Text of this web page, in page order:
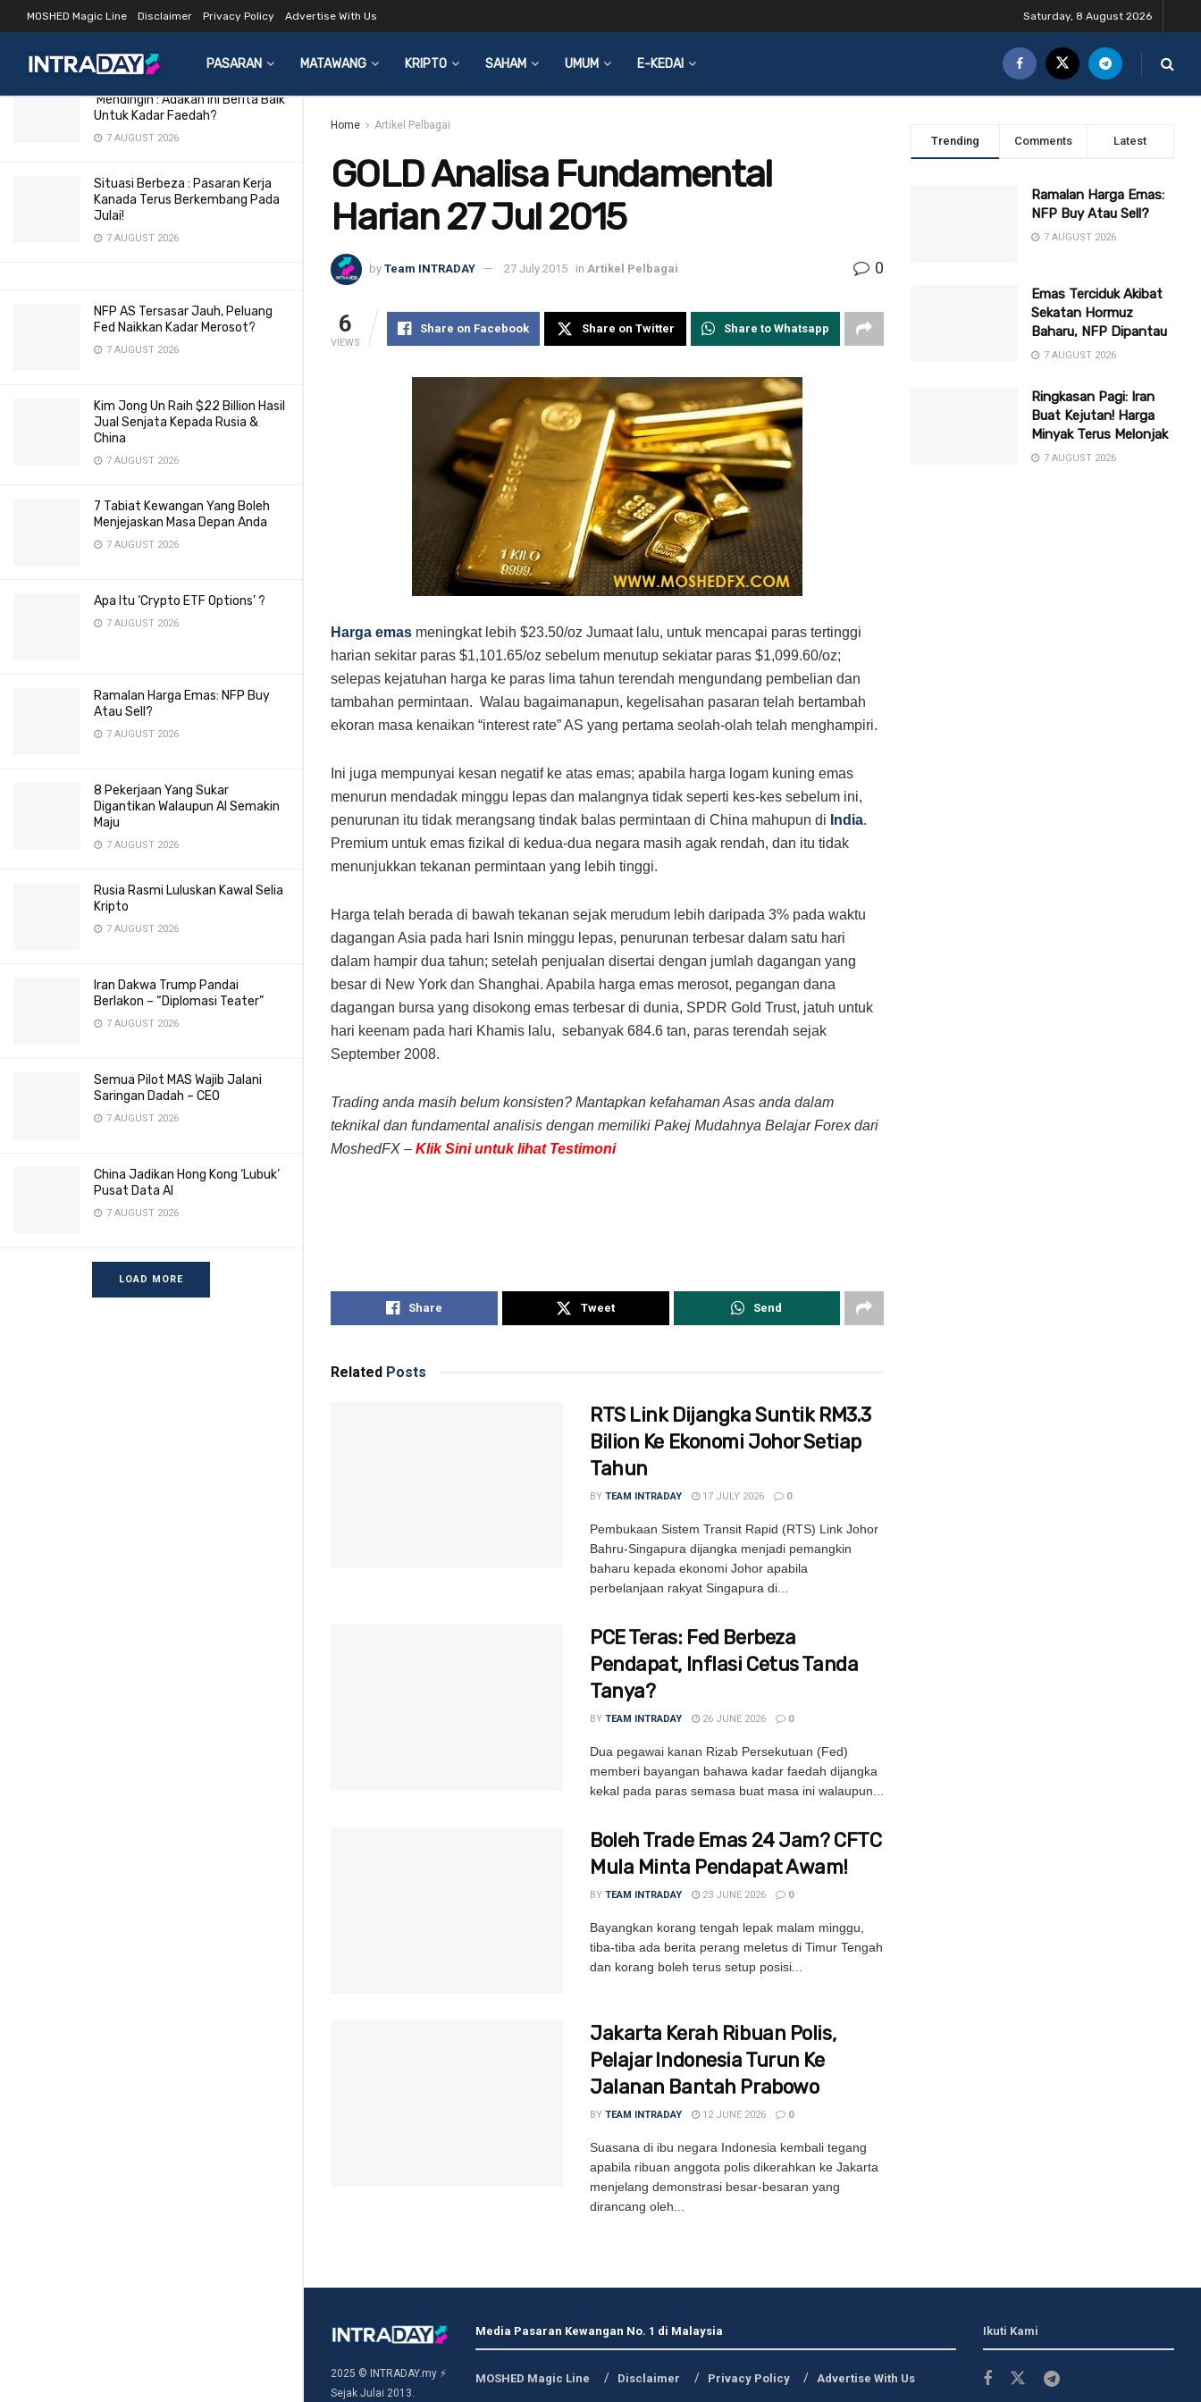
LATEST TRENDING Filter
‘Mendingin’: Adakah Ini Berita Baik
Untuk Kadar Faedah?
7 AUGUST 2026
Situasi Berbeza : Pasaran Kerja
Kanada Terus Berkembang Pada
Julai!
7 AUGUST 2026
NFP AS Tersasar Jauh, Peluang
Fed Naikkan Kadar Merosot?
7 AUGUST 2026
Kim Jong Un Raih $22 Billion Hasil
Jual Senjata Kepada Rusia &
China
7 AUGUST 2026
7 Tabiat Kewangan Yang Boleh
Menjejaskan Masa Depan Anda
7 AUGUST 2026
Apa Itu ‘Crypto ETF Options’ ?
7 AUGUST 2026
Ramalan Harga Emas: NFP Buy
Atau Sell?
7 AUGUST 2026
8 Pekerjaan Yang Sukar
Digantikan Walaupun AI Semakin
Maju
7 AUGUST 2026
Rusia Rasmi Luluskan Kawal Selia
Kripto
7 AUGUST 2026
Iran Dakwa Trump Pandai
Berlakon – “Diplomasi Teater”
7 AUGUST 2026
Semua Pilot MAS Wajib Jalani
Saringan Dadah – CEO
7 AUGUST 2026
China Jadikan Hong Kong ‘Lubuk’
Pusat Data AI
7 AUGUST 2026
LOAD MORE
MOSHED Magic Line Disclaimer Privacy Policy Advertise With Us Saturday, 8 August 2026
PASARAN MATAWANG KRIPTO SAHAM UMUM E-KEDAI
Home Artikel Pelbagai
GOLD Analisa Fundamental
Harian 27 Jul 2015
by Team INTRADAY 27 July 2015 in Artikel Pelbagai 0
6
VIEWS
Share on Facebook Share on Twitter Share to Whatsapp
Harga emas meningkat lebih $23.50/oz Jumaat lalu, untuk mencapai paras tertinggi
harian sekitar paras $1,101.65/oz sebelum menutup sekiatar paras $1,099.60/oz;
selepas kejatuhan harga ke paras lima tahun terendah mengundang pembelian dan
tambahan permintaan. Walau bagaimanapun, kegelisahan pasaran telah bertambah
ekoran masa kenaikan “interest rate” AS yang pertama seolah-olah telah menghampiri.
Ini juga mempunyai kesan negatif ke atas emas; apabila harga logam kuning emas
menurun mendadak minggu lepas dan malangnya tidak seperti kes-kes sebelum ini,
penurunan itu tidak merangsang tindak balas permintaan di China mahupun di India.
Premium untuk emas fizikal di kedua-dua negara masih agak rendah, dan itu tidak
menunjukkan tekanan permintaan yang lebih tinggi.
Harga telah berada di bawah tekanan sejak merudum lebih daripada 3% pada waktu
dagangan Asia pada hari Isnin minggu lepas, penurunan terbesar dalam satu hari
dalam hampir dua tahun; setelah penjualan disertai dengan jumlah dagangan yang
besar di New York dan Shanghai. Apabila harga emas merosot, pegangan dana
dagangan bursa yang disokong emas terbesar di dunia, SPDR Gold Trust, jatuh untuk
hari keenam pada hari Khamis lalu, sebanyak 684.6 tan, paras terendah sejak
September 2008.
Trading anda masih belum konsisten? Mantapkan kefahaman Asas anda dalam
teknikal dan fundamental analisis dengan memiliki Pakej Mudahnya Belajar Forex dari
MoshedFX – Klik Sini untuk lihat Testimoni
Share Tweet Send
Related Posts
RTS Link Dijangka Suntik RM3.3
Bilion Ke Ekonomi Johor Setiap
Tahun
BY TEAM INTRADAY 17 JULY 2026 0
Pembukaan Sistem Transit Rapid (RTS) Link Johor
Bahru-Singapura dijangka menjadi pemangkin
baharu kepada ekonomi Johor apabila
perbelanjaan rakyat Singapura di...
PCE Teras: Fed Berbeza
Pendapat, Inflasi Cetus Tanda
Tanya?
BY TEAM INTRADAY 26 JUNE 2026 0
Dua pegawai kanan Rizab Persekutuan (Fed)
memberi bayangan bahawa kadar faedah dijangka
kekal pada paras semasa buat masa ini walaupun...
Boleh Trade Emas 24 Jam? CFTC
Mula Minta Pendapat Awam!
BY TEAM INTRADAY 23 JUNE 2026 0
Bayangkan korang tengah lepak malam minggu,
tiba-tiba ada berita perang meletus di Timur Tengah
dan korang boleh terus setup posisi...
Jakarta Kerah Ribuan Polis,
Pelajar Indonesia Turun Ke
Jalanan Bantah Prabowo
BY TEAM INTRADAY 12 JUNE 2026 0
Suasana di ibu negara Indonesia kembali tegang
apabila ribuan anggota polis dikerahkan ke Jakarta
menjelang demonstrasi besar-besaran yang
dirancang oleh...
Trending Comments Latest
Ramalan Harga Emas:
NFP Buy Atau Sell?
7 AUGUST 2026
Emas Terciduk Akibat
Sekatan Hormuz
Baharu, NFP Dipantau
7 AUGUST 2026
Ringkasan Pagi: Iran
Buat Kejutan! Harga
Minyak Terus Melonjak
7 AUGUST 2026
2025 © INTRADAY.my ⚡
Sejak Julai 2013.
Media Pasaran Kewangan No. 1 di Malaysia
MOSHED Magic Line Disclaimer Privacy Policy Advertise With Us
Ikuti Kami